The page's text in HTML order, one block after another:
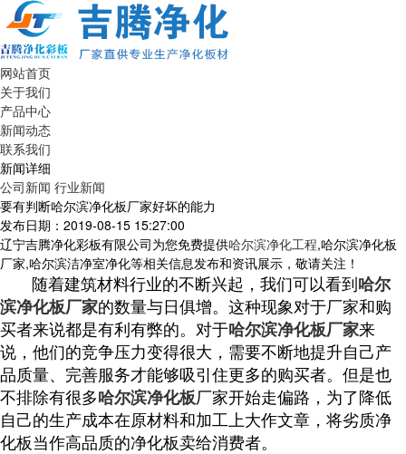
网站首页
关于我们
产品中心
新闻动态
联系我们
新闻详细
公司新闻 行业新闻
要有判断哈尔滨净化板厂家好坏的能力
发布日期：2019-08-15 15:27:00
辽宁吉腾净化彩板有限公司为您免费提供哈尔滨净化工程,哈尔滨净化板
厂家,哈尔滨洁净室净化等相关信息发布和资讯展示，敬请关注！
随着建筑材料行业的不断兴起，我们可以看到哈尔
滨净化板厂家的数量与日俱增。这种现象对于厂家和购
买者来说都是有利有弊的。对于哈尔滨净化板厂家来
说，他们的竞争压力变得很大，需要不断地提升自己产
品质量、完善服务才能够吸引住更多的购买者。但是也
不排除有很多哈尔滨净化板厂家开始走偏路，为了降低
自己的生产成本在原材料和加工上大作文章，将劣质净
化板当作高品质的净化板卖给消费者。